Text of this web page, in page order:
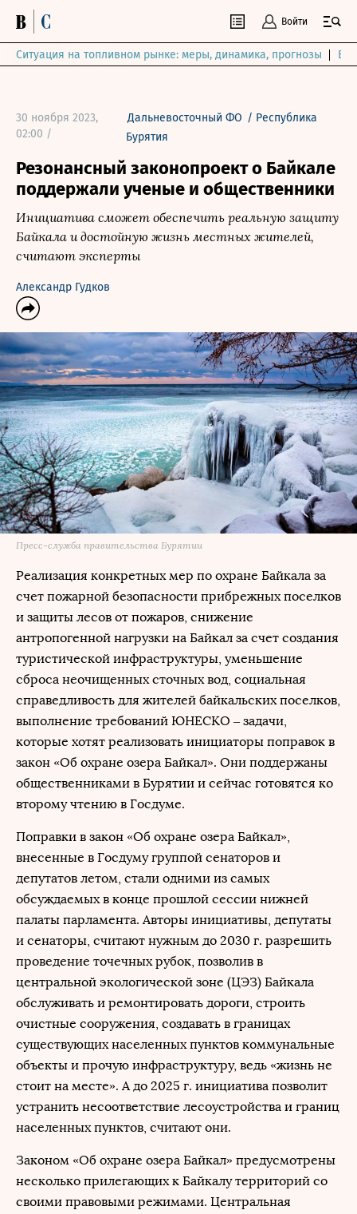
Войти
Ситуация на топливном рынке: меры, динамика, прогнозы
30 ноября 2023,
02:00 /
Дальневосточный ФО / Республика
Бурятия
Резонансный законопроект о Байкале
поддержали ученые и общественники
Инициатива сможет обеспечить реальную защиту
Байкала и достойную жизнь местных жителей,
считают эксперты
Александр Гудков
Пресс-служба правительства Бурятии
Реализация конкретных мер по охране Байкала за
счет пожарной безопасности прибрежных поселков
и защиты лесов от пожаров, снижение
антропогенной нагрузки на Байкал за счет создания
туристической инфраструктуры, уменьшение
сброса неочищенных сточных вод, социальная
справедливость для жителей байкальских поселков,
выполнение требований ЮНЕСКО – задачи,
которые хотят реализовать инициаторы поправок в
закон «Об охране озера Байкал». Они поддержаны
общественниками в Бурятии и сейчас готовятся ко
второму чтению в Госдуме.
Поправки в закон «Об охране озера Байкал»,
внесенные в Госдуму группой сенаторов и
депутатов летом, стали одними из самых
обсуждаемых в конце прошлой сессии нижней
палаты парламента. Авторы инициативы, депутаты
и сенаторы, считают нужным до 2030 г. разрешить
проведение точечных рубок, позволив в
центральной экологической зоне (ЦЭЗ) Байкала
обслуживать и ремонтировать дороги, строить
очистные сооружения, создавать в границах
существующих населенных пунктов коммунальные
объекты и прочую инфраструктуру, ведь «жизнь не
стоит на месте». А до 2025 г. инициатива позволит
устранить несоответствие лесоустройства и границ
населенных пунктов, считают они.
Законом «Об охране озера Байкал» предусмотрены
несколько прилегающих к Байкалу территорий со
своими правовыми режимами. Центральная